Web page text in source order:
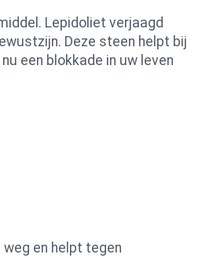
Lepidoliet verjaagd
Deze steen helpt bij
een blokkade in uw leven
en helpt tegen